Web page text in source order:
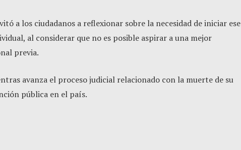
a los ciudadanos a reflexionar sobre la necesidad de iniciar ese
al considerar que no es posible aspirar a una mejor
previa.
avanza el proceso judicial relacionado con la muerte de su
pública en el país.